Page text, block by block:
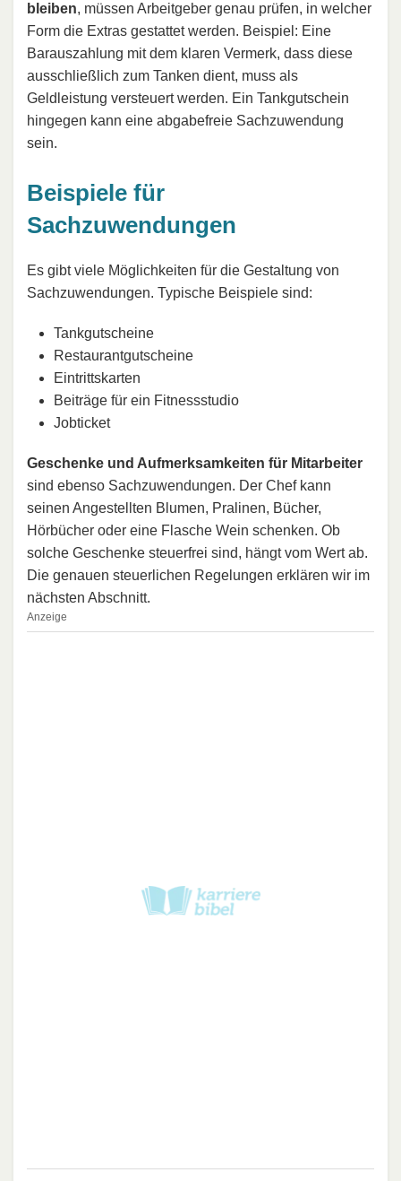
bleiben, müssen Arbeitgeber genau prüfen, in welcher
Form die Extras gestattet werden. Beispiel: Eine
Barauszahlung mit dem klaren Vermerk, dass diese
ausschließlich zum Tanken dient, muss als
Geldleistung versteuert werden. Ein Tankgutschein
hingegen kann eine abgabefreie Sachzuwendung
sein.
Beispiele für
Sachzuwendungen
Es gibt viele Möglichkeiten für die Gestaltung von
Sachzuwendungen. Typische Beispiele sind:
Tankgutscheine
Restaurantgutscheine
Eintrittskarten
Beiträge für ein Fitnessstudio
Jobticket
Geschenke und Aufmerksamkeiten für Mitarbeiter
sind ebenso Sachzuwendungen. Der Chef kann
seinen Angestellten Blumen, Pralinen, Bücher,
Hörbücher oder eine Flasche Wein schenken. Ob
solche Geschenke steuerfrei sind, hängt vom Wert ab.
Die genauen steuerlichen Regelungen erklären wir im
nächsten Abschnitt.
Anzeige